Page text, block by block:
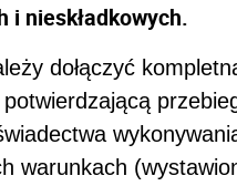
i nieskładkowych.
dołączyć
warunkach